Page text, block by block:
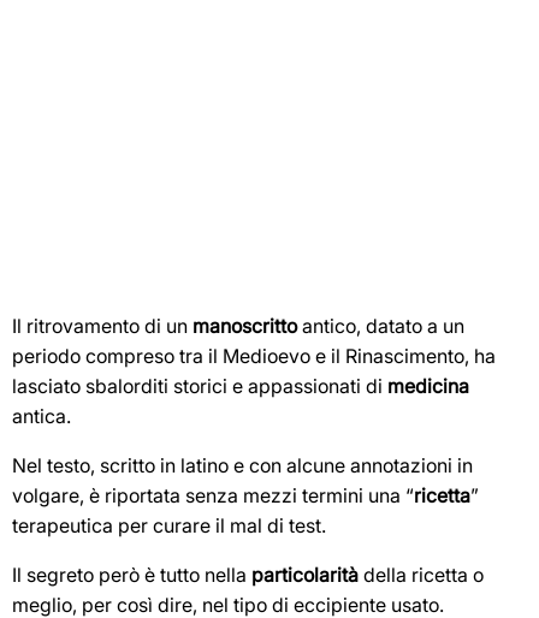
Il ritrovamento di un manoscrittoantico, datato a un
periodo compreso tra il Medioevo e il Rinascimento, ha
lasciato sbalorditi storici e appassionati di medicina
antica.
Nel testo, scritto in latino e con alcune annotazioni in
volgare, è riportata senza mezzi termini una “ricetta”
terapeutica per curare il mal di test.
Il segreto però è tutto nella particolarità della ricetta o
meglio, per così dire, nel tipo di eccipiente usato.